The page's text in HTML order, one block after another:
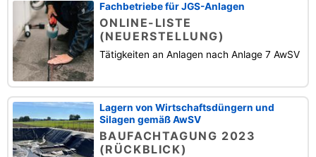
Fachbetriebe für JGS-Anlagen
ONLINE-LISTE
(NEUERSTELLUNG)
Tätigkeiten an Anlagen nach Anlage 7 AwSV
Lagern von Wirtschaftsdüngern und
Silagen gemäß AwSV
BAUFACHTAGUNG 2023
(RÜCKBLICK)